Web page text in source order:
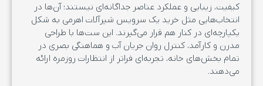
کیفیت، زیبایی و عملکرد عناصر جداگانه‌ای نیستند؛ آن‌ها در
انتخاب‌هایی مثل خرید یک سرویس شیرآلات اهرمی به شکل
یکپارچه‌ای در کنار هم قرار می‌گیرند. این ست‌ها با طراحی
مدرن و کارآمد، کنترل روان جریان آب و هماهنگی بصری در
تمام بخش‌های خانه، تجربه‌ای فراتر از انتظارات روزمره ارائه
می‌دهند.